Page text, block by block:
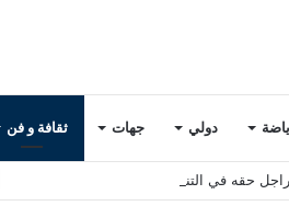
دولي جهات ثقافة و فن
حقه في التنقل الآمن؟